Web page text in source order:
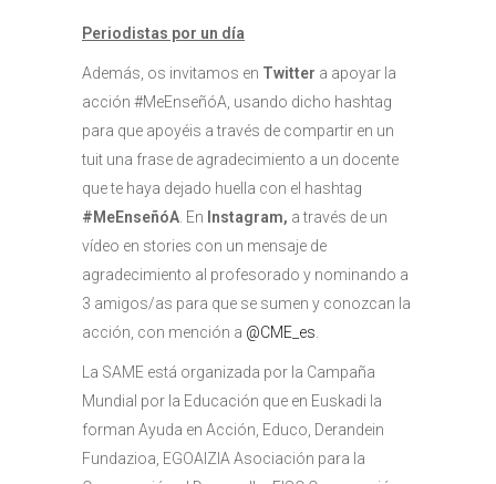
Periodistas por un día
Además, os invitamos en Twitter a apoyar la
acción #MeEnseñóA, usando dicho hashtag
para que apoyéis a través de compartir en un
tuit una frase de agradecimiento a un docente
que te haya dejado huella con el hashtag
#MeEnseñóA . En Instagram, a través de un
vídeo en stories con un mensaje de
agradecimiento al profesorado y nominando a
3 amigos/as para que se sumen y conozcan la
acción, con mención a @CME_es
La SAME está organizada por la Campaña
Mundial por la Educación que en Euskadi la
forman Ayuda en Acción, Educo, Derandein
Fundazioa, EGOAIZIA Asociación para la